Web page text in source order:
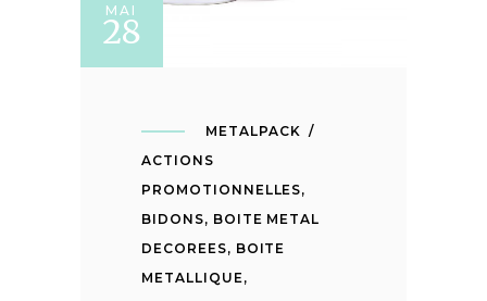
MAI
28
METALPACK
ACTIONS
PROMOTIONNELLES,
BIDONS, BOITE METAL
DECOREES, BOITE
METALLIQUE ,